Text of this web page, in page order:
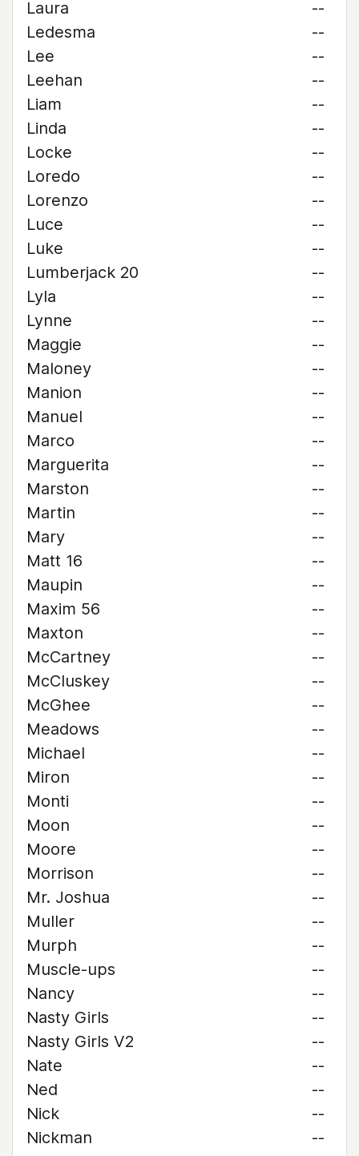
Laura
--
Ledesma
--
Lee
--
Leehan
--
Liam
--
Linda
--
Locke
--
Loredo
--
Lorenzo
--
Luce
--
Luke
--
Lumberjack 20
--
Lyla
--
Lynne
--
Maggie
--
Maloney
--
Manion
--
Manuel
--
Marco
--
Marguerita
--
Marston
--
Martin
--
Mary
--
Matt 16
--
Maupin
--
Maxim 56
--
Maxton
--
McCartney
--
McCluskey
--
McGhee
--
Meadows
--
Michael
--
Miron
--
Monti
--
Moon
--
Moore
--
Morrison
--
Mr. Joshua
--
Muller
--
Murph
--
Muscle-ups
--
Nancy
--
Nasty Girls
--
Nasty Girls V2
--
Nate
--
Ned
--
Nick
--
Nickman
--